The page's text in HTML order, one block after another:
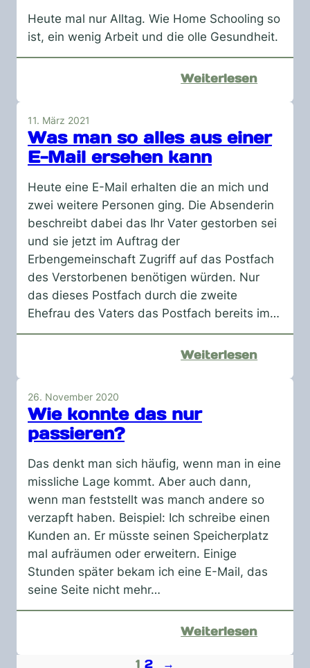
0040
Heute mal nur Alltag. Wie Home Schooling so
ist, ein wenig Arbeit und die olle Gesundheit.
Weiterlesen:
ja
nicht
kreativ
sein
/
2021-
27
11. März 2021
Was man so alles aus einer
E-Mail ersehen kann
Heute eine E-Mail erhalten die an mich und
zwei weitere Personen ging. Die Absenderin
beschreibt dabei das Ihr Vater gestorben sei
und sie jetzt im Auftrag der
Erbengemeinschaft Zugriff auf das Postfach
des Verstorbenen benötigen würden. Nur
das dieses Postfach durch die zweite
Ehefrau des Vaters das Postfach bereits im…
Weiterlesen:
einer
Mail
ersehen
kann
26. November 2020
Wie konnte das nur
passieren?
Das denkt man sich häufig, wenn man in eine
missliche Lage kommt. Aber auch dann,
wenn man feststellt was manch andere so
verzapft haben. Beispiel: Ich schreibe einen
Kunden an. Er müsste seinen Speicherplatz
mal aufräumen oder erweitern. Einige
Stunden später bekam ich eine E-Mail, das
seine Seite nicht mehr…
Weiterlesen:
1 2 →